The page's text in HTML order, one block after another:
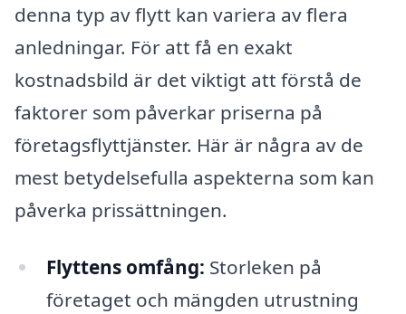
denna typ av flytt kan variera av flera
anledningar. För att få en exakt
kostnadsbild är det viktigt att förstå de
faktorer som påverkar priserna på
företagsflyttjänster. Här är några av de
mest betydelsefulla aspekterna som kan
påverka prissättningen.
Flyttens omfång: Storleken på
företaget och mängden utrustning